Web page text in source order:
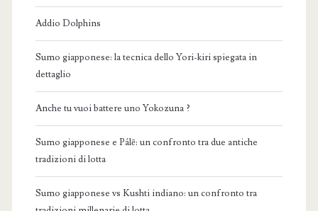
Addio Dolphins
Sumo giapponese: la tecnica dello Yori-kiri spiegata in
dettaglio
Anche tu vuoi battere uno Yokozuna ?
Sumo giapponese e Pálē: un confronto tra due antiche
tradizioni di lotta
Sumo giapponese vs Kushti indiano: un confronto tra